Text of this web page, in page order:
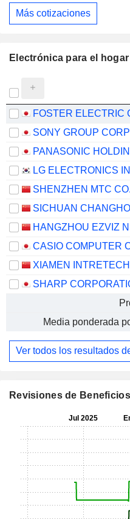
Más cotizaciones
Electrónica para el
LG ELECTRONICS
SHENZHEN MTC
XIAMEN
SHARP
Media ponderada
Ver todos los resultados
Revisiones de Beneficios